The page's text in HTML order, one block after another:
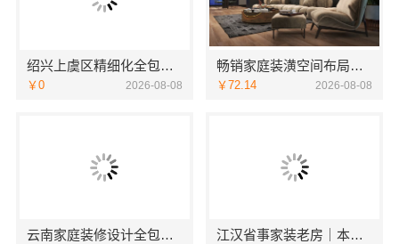
绍兴上虞区精细化全包质量有保障，绍兴卓鑫装饰材料有限公司放心之选
￥0 2026-08-08
畅销家庭装潢空间布局大概报价——浙江乐享新材料有限公司
￥72.14 2026-08-08
云南家庭装修设计全包价格，云南至高新型建材有限公司 江汉省事家装老房｜本地快装（湖北）科技有限公司老房翻新快速交付服务